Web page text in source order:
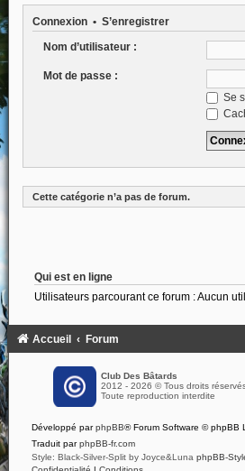
Connexion• S’enregistrer
Nom d’utilisateur :
Mot de passe :
Se
Cette catégorie n’a pas de forum.
Qui est en ligne
Utilisateurs parcourant ce forum : Aucun
Accueil Forum
Club Des Bâtards
2012 - 2026 © Tous droits
Toute reproduction interdite
Développé parphpBB® Forum Software © phpBB
Traduit parphpBB-fr.com
Style: Black-Silver-Split by Joyce&Luna phpBB-